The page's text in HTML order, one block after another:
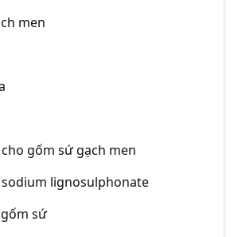
men
gốm sứ gạch men
lignosulphonate
sứ